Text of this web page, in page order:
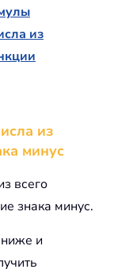
из
из
минус
всего
знака минус.
и